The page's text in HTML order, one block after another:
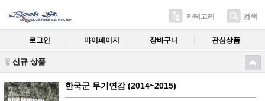
카테고리 검색
로그인 마이페이지 장바구니 관심상품
신규 상품
한국군 무기연감 (2014~2015)